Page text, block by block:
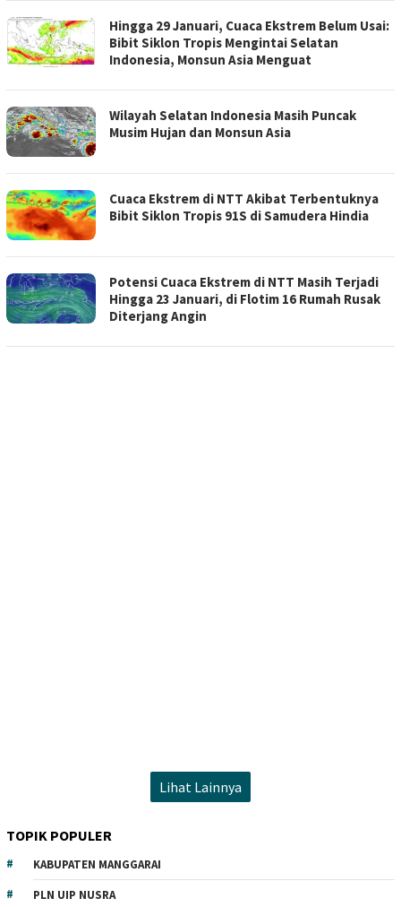
Hingga 29 Januari, Cuaca Ekstrem Belum Usai:
Bibit Siklon Tropis Mengintai Selatan
Indonesia, Monsun Asia Menguat
Wilayah Selatan Indonesia Masih Puncak
Musim Hujan dan Monsun Asia
Cuaca Ekstrem di NTT Akibat Terbentuknya
Bibit Siklon Tropis 91S di Samudera Hindia
Potensi Cuaca Ekstrem di NTT Masih Terjadi
Hingga 23 Januari, di Flotim 16 Rumah Rusak
Diterjang Angin
Lihat Lainnya
TOPIK POPULER
KABUPATEN MANGGARAI
PLN UIP NUSRA